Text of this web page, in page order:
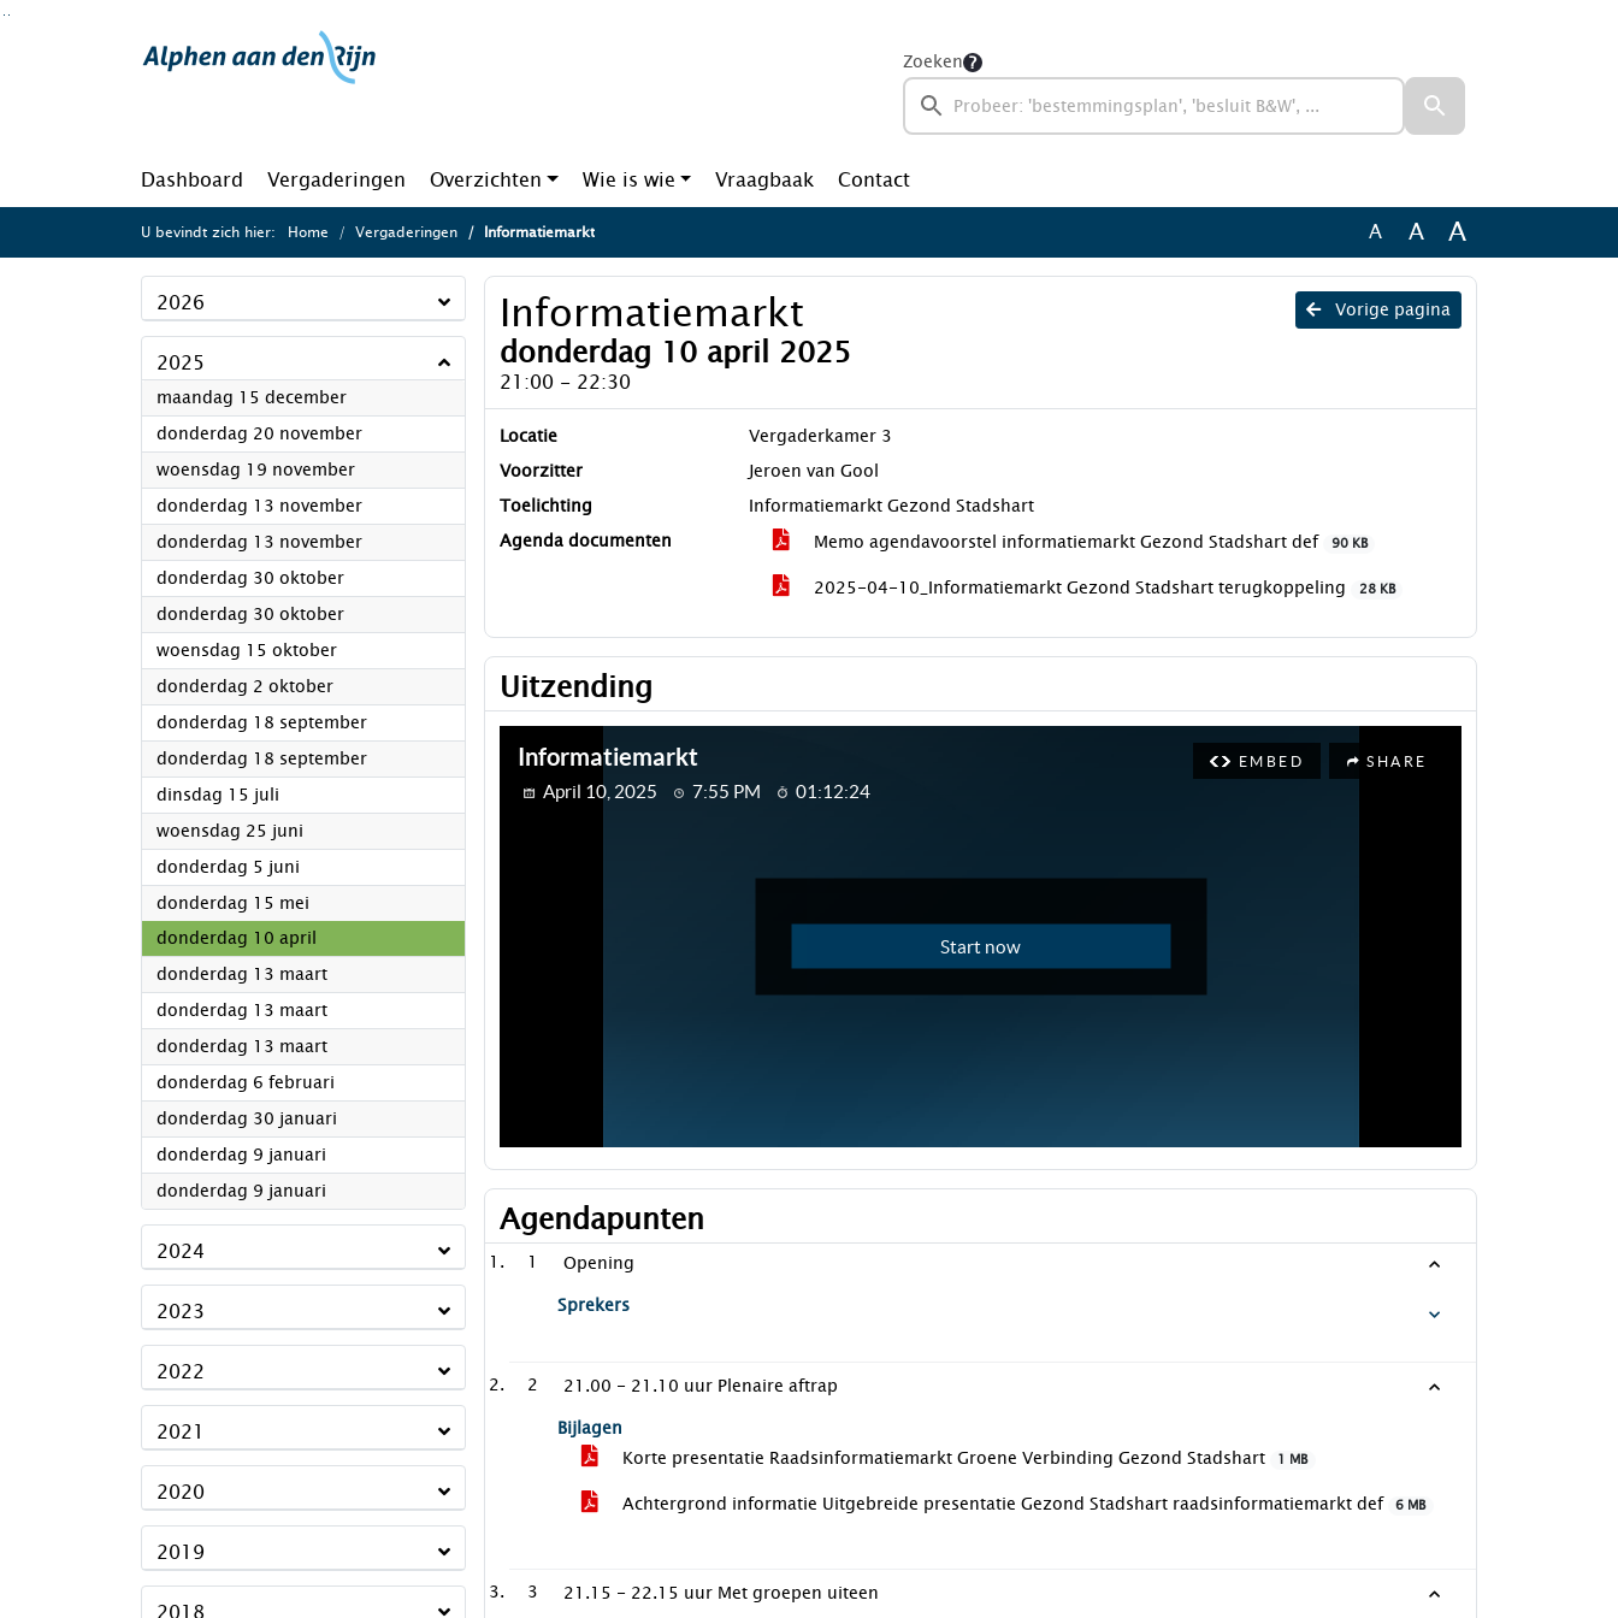
Ga naar de inhoud van deze pagina
Zoeken
Dashboard Vergaderingen Overzichten Wie is wie Vraagbaak Contact
U bevindt zich hier: Home Vergaderingen Informatiemarkt A A A
2026
2025
maandag 15 december2025
donderdag 20 november2025
woensdag 19 november2025
donderdag 13 november2025
donderdag 13 november2025
donderdag 30 oktober2025
donderdag 30 oktober2025
woensdag 15 oktober2025
donderdag 2 oktober2025
donderdag 18 september2025
donderdag 18 september2025
dinsdag 15 juli
woensdag 25 juni
donderdag 5 juni
donderdag 15 mei
donderdag 10 april
donderdag 13 maart2025
donderdag 13 maart2025
donderdag 13 maart2025
donderdag 6 februari
donderdag 30 januari
donderdag 9 januari
donderdag 9 januari
2024
2023
2022
2021
2020
2019
Vorige pagina
Informatiemarkt
donderdag 10 april 2025
21:00 - 22:30
Locatie
Vergaderkamer 3
Voorzitter
Jeroen van Gool
Toelichting
Informatiemarkt Gezond Stadshart
Agenda documenten
Memo agendavoorstel informatiemarkt Gezond Stadshart def 90 KB
2025-04-10_Informatiemarkt Gezond Stadshart terugkoppeling 28 KB
Uitzending
Agendapunten
1
Opening
Sprekers
2
21.00 - 21.10 uur Plenaire aftrap
Bijlagen
Korte presentatie Raadsinformatiemarkt Groene Verbinding Gezond Stadshart
1 MB
Achtergrond informatie Uitgebreide presentatie Gezond Stadshart raadsinformatiemarkt def 6 MB
3 21.15 - 22.15 uur Met groepen uiteen